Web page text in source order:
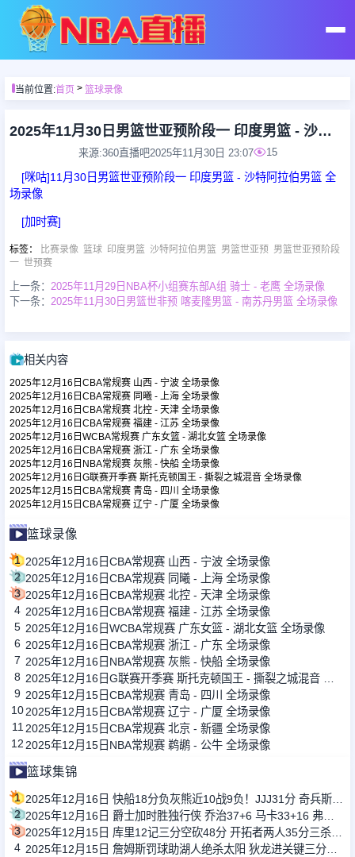
首页
足球直播
篮球直播
足球录像
篮球录像
足球集锦
篮球集锦
足球新闻
篮球新闻
当前位置:首页> 篮球录像
2025年11月30日男篮世亚预阶段一 印度男篮 - 沙特阿拉伯男篮 全场录像
来源:360直播吧2025年11月30日 23:07 15
[咪咕]11月30日男篮世亚预阶段一 印度男篮 - 沙特阿拉伯男篮 全
场录像
[加时赛]
标签： 比赛录像 篮球 印度男篮 沙特阿拉伯男篮 男篮世亚预 男篮世亚预阶段
一 世预赛
上一条： 2025年11月29日NBA杯小组赛东部A组 骑士 - 老鹰 全场录像
下一条： 2025年11月30日男篮世非预 喀麦隆男篮 - 南苏丹男篮 全场录像
相关内容
2025年12月16日CBA常规赛 山西 - 宁波 全场录像
2025年12月16日CBA常规赛 同曦 - 上海 全场录像
2025年12月16日CBA常规赛 北控 - 天津 全场录像
2025年12月16日CBA常规赛 福建 - 江苏 全场录像
2025年12月16日WCBA常规赛 广东女篮 - 湖北女篮 全场录像
2025年12月16日CBA常规赛 浙江 - 广东 全场录像
2025年12月16日NBA常规赛 灰熊 - 快船 全场录像
2025年12月16日G联赛开季赛 斯托克顿国王 - 撕裂之城混音 全场录像
2025年12月15日CBA常规赛 青岛 - 四川 全场录像
2025年12月15日CBA常规赛 辽宁 - 广厦 全场录像
篮球录像
1 2025年12月16日CBA常规赛 山西 - 宁波 全场录像
2 2025年12月16日CBA常规赛 同曦 - 上海 全场录像
3 2025年12月16日CBA常规赛 北控 - 天津 全场录像
4 2025年12月16日CBA常规赛 福建 - 江苏 全场录像
5 2025年12月16日WCBA常规赛 广东女篮 - 湖北女篮 全场录像
6 2025年12月16日CBA常规赛 浙江 - 广东 全场录像
7 2025年12月16日NBA常规赛 灰熊 - 快船 全场录像
8
9 2025年12月15日CBA常规赛 青岛 - 四川 全场录像
102025年12月15日CBA常规赛 辽宁 - 广厦 全场录像
11 2025年12月15日CBA常规赛 北京 - 新疆 全场录像
12 2025年12月15日NBA常规赛 鹈鹕 - 公牛 全场录像
篮球集锦
1
2
3
4